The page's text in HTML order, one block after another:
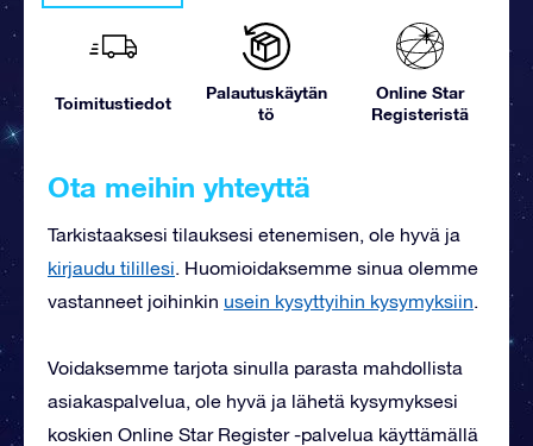
Toimitustiedot
Palautuskäytän
tö
Online Star
Registeristä
Ota meihin yhteyttä
Tarkistaaksesi tilauksesi etenemisen, ole hyvä ja
kirjaudu tilillesi. Huomioidaksemme sinua olemme
vastanneet joihinkin usein kysyttyihin kysymyksiin.
Voidaksemme tarjota sinulla parasta mahdollista
asiakaspalvelua, ole hyvä ja lähetä kysymyksesi
koskien Online Star Register -palvelua käyttämällä